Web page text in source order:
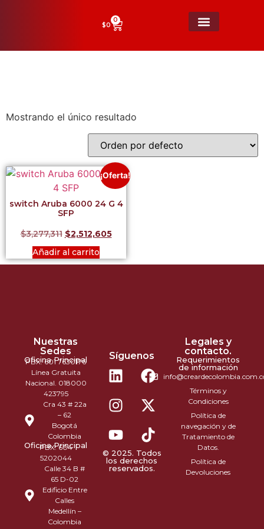
$0
0
Mostrando el único resultado
¡Oferta!
switch Aruba 6000 24 G 4
SFP
$3,277,311 $2,512,605
Añadir al carrito
Nuestras
Sedes
Oficina Principal
PBX: 601 7630176
Línea Gratuita
Nacional. 018000
423795
Cra 43 # 22a
– 62
Bogotá
Colombia
Oficina Principal
PBX: 604
5202044
Calle 34 B #
65 D-02
Edificio Entre
Calles
Medellín –
Colombia
Síguenos
© 2025. Todos
los derechos
reservados.
Legales y
contacto.
Requerimientos
de información
Términos y
Condiciones
Política de
navegación y de
Tratamiento de
Datos.
Política de
Devoluciones